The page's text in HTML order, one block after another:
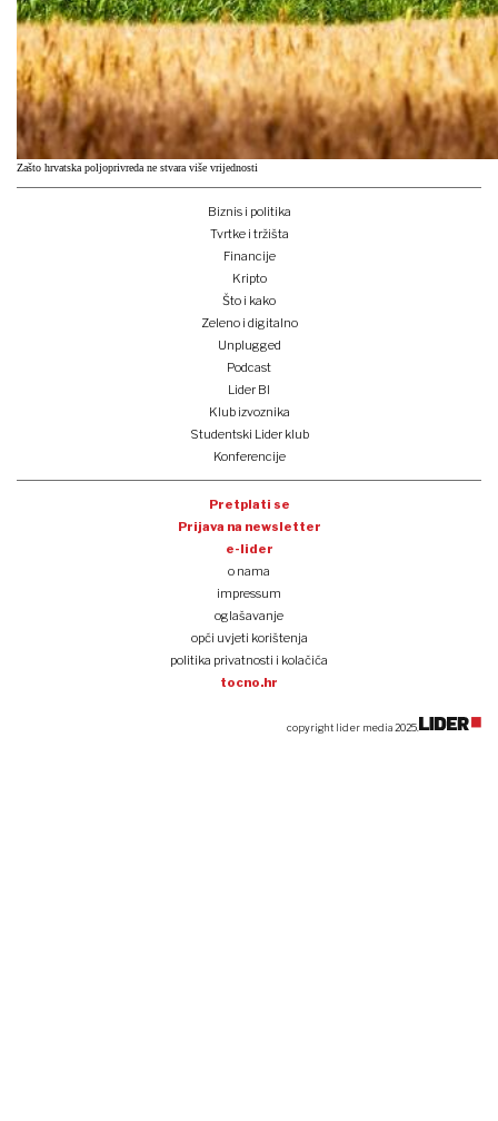
Zašto hrvatska poljoprivreda ne stvara više vrijednosti
Biznis i politika
Tvrtke i tržišta
Financije
Kripto
Što i kako
Zeleno i digitalno
Unplugged
Podcast
Lider BI
Klub izvoznika
Studentski Lider klub
Konferencije
Pretplati se
Prijava na newsletter
e-lider
o nama
impressum
oglašavanje
opći uvjeti korištenja
politika privatnosti i kolačića
tocno.hr
copyright lider media 2025.